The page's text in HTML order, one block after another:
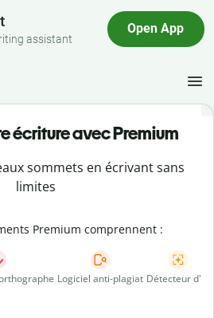
assistant
Open App
écriture avec Premium
sommets en écrivant sans
limites
Premium comprennent :
Logiciel anti-plagiat Détecteur d'IA